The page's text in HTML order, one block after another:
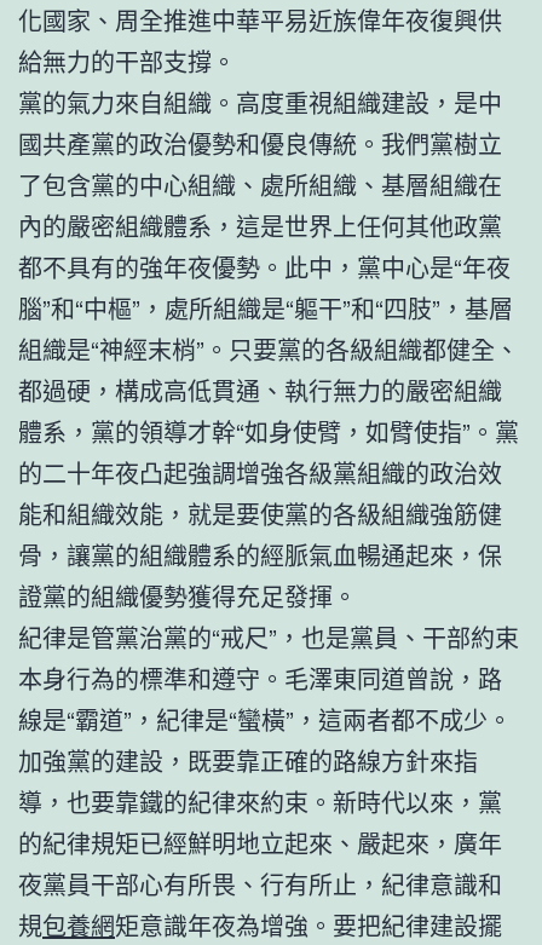
化國家、周全推進中華平易近族偉年夜復興供
給無力的干部支撐。
黨的氣力來自組織。高度重視組織建設，是中
國共產黨的政治優勢和優良傳統。我們黨樹立
了包含黨的中心組織、處所組織、基層組織在
內的嚴密組織體系，這是世界上任何其他政黨
都不具有的強年夜優勢。此中，黨中心是“年夜
腦”和“中樞”，處所組織是“軀干”和“四肢”，基層
組織是“神經末梢”。只要黨的各級組織都健全、
都過硬，構成高低貫通、執行無力的嚴密組織
體系，黨的領導才幹“如身使臂，如臂使指”。黨
的二十年夜凸起強調增強各級黨組織的政治效
能和組織效能，就是要使黨的各級組織強筋健
骨，讓黨的組織體系的經脈氣血暢通起來，保
證黨的組織優勢獲得充足發揮。
紀律是管黨治黨的“戒尺”，也是黨員、干部約束
本身行為的標準和遵守。毛澤東同道曾說，路
線是“霸道”，紀律是“蠻橫”，這兩者都不成少。
加強黨的建設，既要靠正確的路線方針來指
導，也要靠鐵的紀律來約束。新時代以來，黨
的紀律規矩已經鮮明地立起來、嚴起來，廣年
夜黨員干部心有所畏、行有所止，紀律意識和
規包養網矩意識年夜為增強。要把紀律建設擺